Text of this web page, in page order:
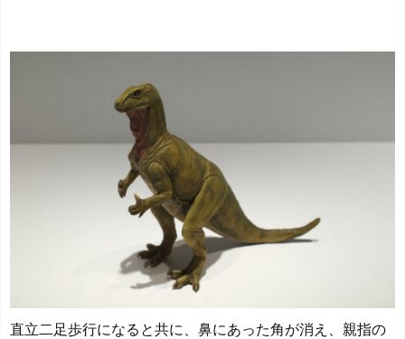
直立二足歩行になると共に、鼻にあった角が消え、親指の